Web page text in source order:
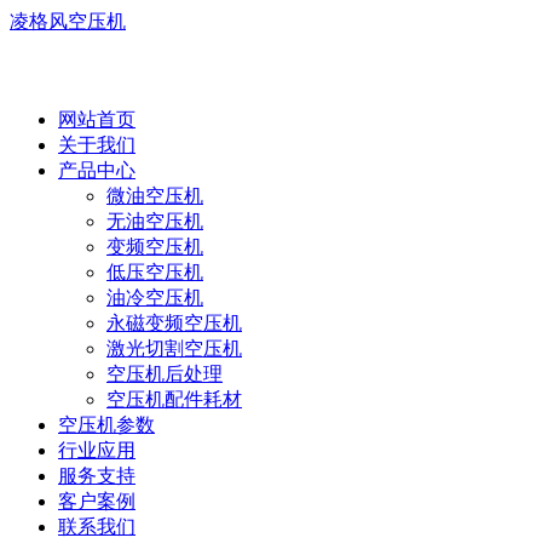
凌格风空压机
网站首页
关于我们
产品中心
微油空压机
无油空压机
变频空压机
低压空压机
油冷空压机
永磁变频空压机
激光切割空压机
空压机后处理
空压机配件耗材
空压机参数
行业应用
服务支持
客户案例
联系我们